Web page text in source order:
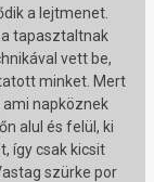
a lejtmenet.
tapasztaltnak
vett be,
minket. Mert
napköznek
alul és felül, ki
így csak kicsit
szürke por